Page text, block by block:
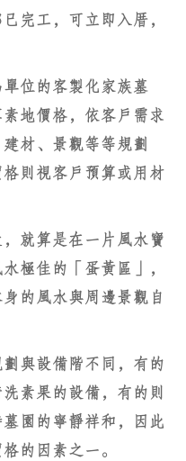
完工，可立即入厝，
位的客製化家族墓
地價格，依客戶需求
材、景觀等等規劃
則視客戶預算或用材
就算是在一片風水寶
極佳的「蛋黃區」，
的風水與周邊景觀自
與設備階不同，有的
素果的設備，有的則
園的寧靜祥和，因此
的因素之一。